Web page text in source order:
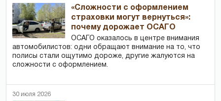
«Сложности с оформлением
страховки могут вернуться»:
почему дорожает ОСАГО
ОСАГО оказалось в центре внимания
автомобилистов: одни обращают внимание на то, что
полисы стали ощутимо дороже, другие жалуются на
сложности с оформлением.
30 июля 2026